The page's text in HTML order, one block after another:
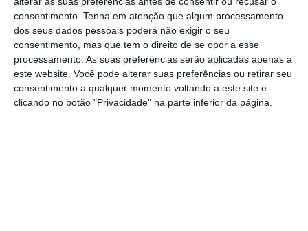
consentimento. Tenha em atenção que algum processamento
dos seus dados pessoais poderá não exigir o seu
consentimento, mas que tem o direito de se opor a esse
processamento. As suas preferências serão aplicadas apenas a
este website. Você pode alterar suas preferências ou retirar seu
consentimento a qualquer momento voltando a este site e
clicando no botão "Privacidade" na parte inferior da página.
passatempo através do link de partilha)
O passatempo tem início hoje, dia 15 de
Setembro às 10h00, e termina no dia 21 de
Setembro às 23h59. O vencedor será
seleccionado de forma aleatória através da
plataforma de submissão das participações e